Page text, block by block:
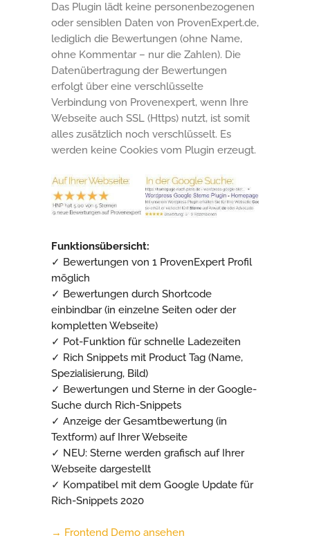
Das Plugin lädt keine personenbezogenen
oder sensiblen Daten von ProvenExpert.de,
lediglich die Bewertungen (ohne Name,
ohne Kommentar – nur die Zahlen). Die
Datenübertragung der Bewertungen
erfolgt über eine verschlüsselte
Verbindung von Provenexpert, wenn Ihre
Webseite auch SSL (Https) nutzt, ist somit
alles zusätzlich noch verschlüsselt. Es
werden keine Cookies vom Plugin erzeugt.
Funktionsübersicht:
✓ Bewertungen von 1 ProvenExpert Profil
möglich
✓ Bewertungen durch Shortcode
einbindbar (in einzelne Seiten oder der
kompletten Webseite)
✓ Pot-Funktion für schnelle Ladezeiten
✓ Rich Snippets mit Product Tag (Name,
Spezialisierung, Bild)
✓ Bewertungen und Sterne in der Google-
Suche durch Rich-Snippets
✓ Anzeige der Gesamtbewertung (in
Textform) auf Ihrer Webseite
✓ NEU: Sterne werden grafisch auf Ihrer
Webseite dargestellt
✓ Kompatibel mit dem Google Update für
Rich-Snippets 2020
→ Frontend Demo ansehen